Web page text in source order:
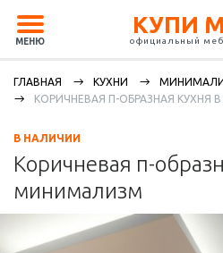
МЕНЮ
КУПИ
официальный
ГЛАВНАЯ КУХНИ
КОРИЧНЕВАЯ П-ОБРАЗНАЯ
В НАЛИЧИИ
Коричневая п-
минимализм